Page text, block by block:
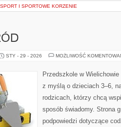
I SPORTOWE KORZENIE
STY - 29 - 2026 MOŻLIWOŚĆ
Przedszkole w
z myślą o dzieciach 3–6,
rodzicach, którzy chcą
sposób świadomy. Strona
podpowiedzi dotyczące